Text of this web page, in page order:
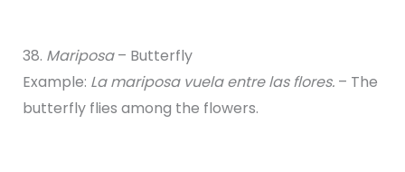
38. Mariposa– Butterfly
Example: La mariposa vuela entre las flores.– The
butterfly flies among the flowers.